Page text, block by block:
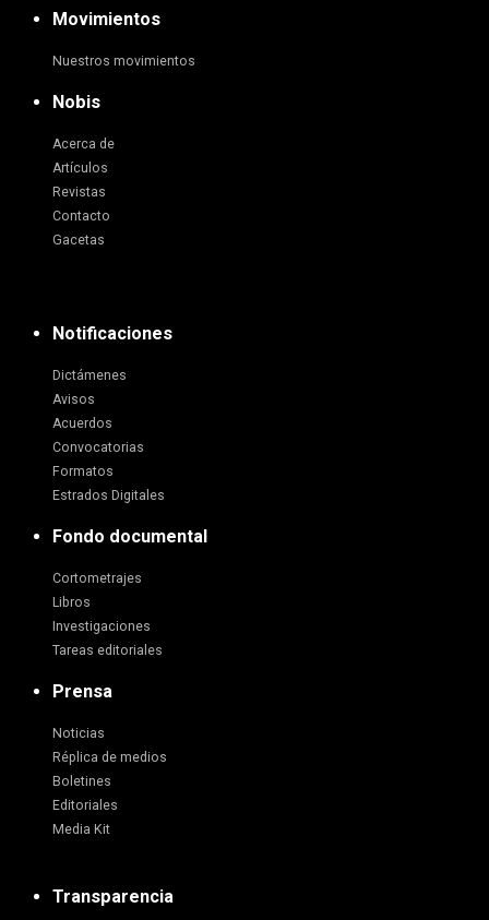
Movimientos
Nuestros movimientos
Nobis
Acerca de
Artículos
Revistas
Contacto
Gacetas
Notificaciones
Dictámenes
Avisos
Acuerdos
Convocatorias
Formatos
Estrados Digitales
Fondo documental
Cortometrajes
Libros
Investigaciones
Tareas editoriales
Prensa
Noticias
Réplica de medios
Boletines
Editoriales
Media Kit
Transparencia